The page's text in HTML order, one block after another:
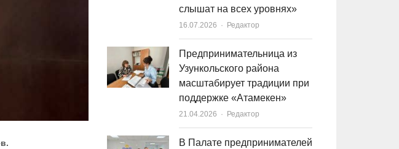
слышат на всех уровнях»
16.07.2026 Author
Редактор
Предпринимательница из
Узункольского района
масштабирует традиции при
поддержке «Атамекен»
21.04.2026 Author
Редактор
В Палате предпринимателей